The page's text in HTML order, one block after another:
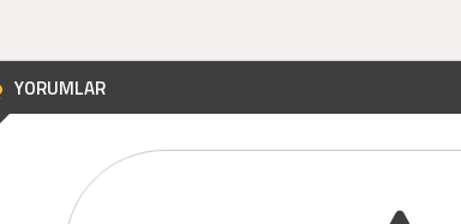
YORUMLAR